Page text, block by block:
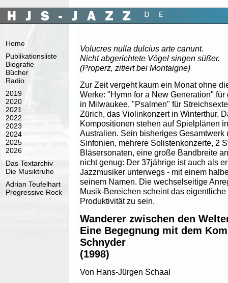
Home
Publikationsliste
Biografie
Bücher
Radio
2019
2020
2021
2022
2023
2024
2025
2026
Das Textarchiv
Die Musiktruhe
Adrian Teufelhart
Progressive Rock
Volucres nulla dulcius arte canunt.
Nicht abgerichtete Vögel singen süßer.
(Properz, zitiert bei Montaigne)
Zur Zeit vergeht kaum ein Monat ohne
Werke: "Hymn for a New Generation"
in Milwaukee, "Psalmen" für
Zürich, das Violinkonzert in Winterthur.
Kompositionen stehen auf Spielplänen
Australien. Sein bisheriges Gesamtwerk
Sinfonien, mehrere Solistenkonzerte, 2
Bläsersonaten, eine große Bandbreite
nicht genug: Der 37jährige ist auch als
Jazzmusiker unterwegs - mit einem
seinem Namen. Die wechselseitige
Musik-Bereichen scheint das
Produktivität zu sein.
Wanderer zwischen den
Eine Begegnung mit dem
Schnyder
(1998)
Von Hans-Jürgen Schaal